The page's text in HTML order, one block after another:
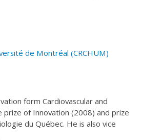
de Montréal (CRCHUM)
form Cardiovascular and
of Innovation (2008) and prize
du Québec. He is also vice